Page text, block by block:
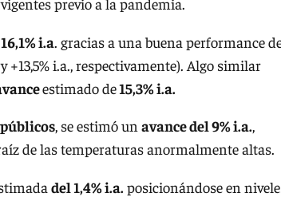
i.a. gracias a una buena performance
i.a., respectivamente). Algo similar
estimado de15,3% i.a.
, se estimó un avance del 9% i.a.,
de las temperaturas anormalmente altas.
del 1,4% i.a.posicionándose en